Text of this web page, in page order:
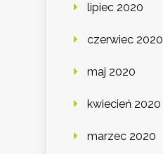
lipiec 2020
czerwiec 2020
maj 2020
kwiecień 2020
marzec 2020